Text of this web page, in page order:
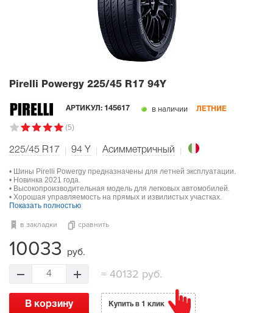
Pirelli Powergy 225/45 R17 94Y
АРТИКУЛ: 145617 в наличии ЛЕТНИЕ
(5)
225/45 R17 94 Y Асимметричный
• Шины Pirelli Powergy предназначены для летней эксплуатации.
• Новинка 2021 года.
• Высокопроизводительная модель для легковых автомобилей.
• Хорошая управляемость на прямых и извилистых участках.
Показать полностью
в закладки сравнить
10033 руб.
4 =40132 руб.
В корзину Купить в 1 клик